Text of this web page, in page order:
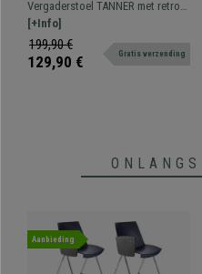
Zwarte Poten, Grijs Vintage
Leder
Vergaderstoel TANNER met retro
design, ideaal om een klassieke
sfeer in uw kantoor te creëren.
[+Info]
199,90 €
129,90 € Gratis verzending
ONLANGS
Aanbieding